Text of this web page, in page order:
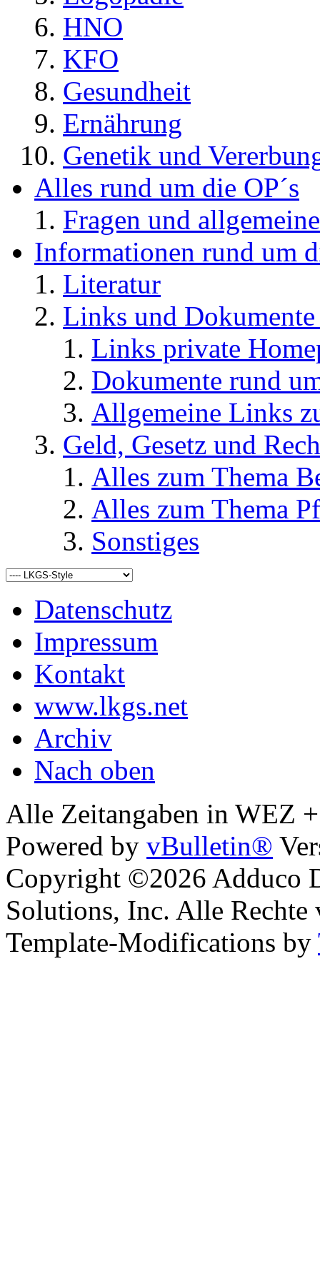
HNO
KFO
Gesundheit
Ernährung
Genetik und
Alles rund um die OP´s
Fragen und
Informationen rund um
Literatur
Links und
Links private
Dokumente rund
Allgemeine Links
Geld, Gesetz und
Alles zum Thema
Alles zum Thema
Sonstiges
Datenschutz
Impressum
Kontakt
www.lkgs.net
Archiv
Nach oben
Alle Zeitangaben in WEZ
Powered by vBulletin®
Copyright ©2026 Adduco
Solutions, Inc. Alle Rechte
Template-Modifications by